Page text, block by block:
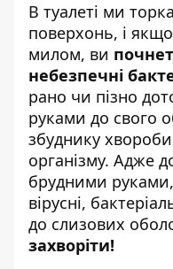
В туалеті ми
поверхонь, і
милом, ви
небезпечні
рано чи пізно
руками до свого
збуднику
організму. Адже
брудними
вірусні,
до слизових
захворіти!